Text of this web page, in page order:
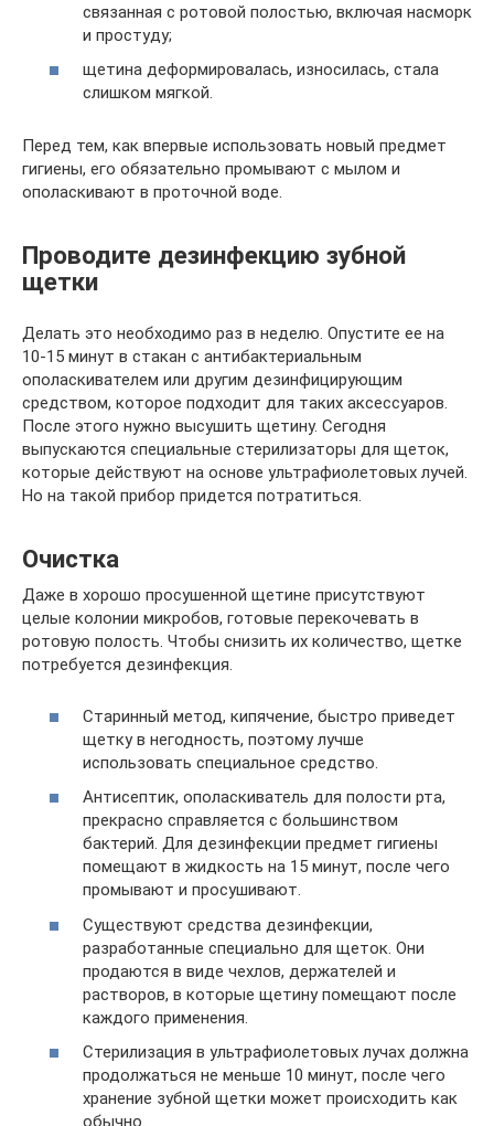
связанная с ротовой полостью, включая насморк
и простуду;
щетина деформировалась, износилась, стала
слишком мягкой.
Перед тем, как впервые использовать новый предмет
гигиены, его обязательно промывают с мылом и
ополаскивают в проточной воде.
Проводите дезинфекцию зубной
щетки
Делать это необходимо раз в неделю. Опустите ее на
10-15 минут в стакан с антибактериальным
ополаскивателем или другим дезинфицирующим
средством, которое подходит для таких аксессуаров.
После этого нужно высушить щетину. Сегодня
выпускаются специальные стерилизаторы для щеток,
которые действуют на основе ультрафиолетовых лучей.
Но на такой прибор придется потратиться.
Очистка
Даже в хорошо просушенной щетине присутствуют
целые колонии микробов, готовые перекочевать в
ротовую полость. Чтобы снизить их количество, щетке
потребуется дезинфекция.
Старинный метод, кипячение, быстро приведет
щетку в негодность, поэтому лучше
использовать специальное средство.
Антисептик, ополаскиватель для полости рта,
прекрасно справляется с большинством
бактерий. Для дезинфекции предмет гигиены
помещают в жидкость на 15 минут, после чего
промывают и просушивают.
Существуют средства дезинфекции,
разработанные специально для щеток. Они
продаются в виде чехлов, держателей и
растворов, в которые щетину помещают после
каждого применения.
Стерилизация в ультрафиолетовых лучах должна
продолжаться не меньше 10 минут, после чего
хранение зубной щетки может происходить как
обычно.